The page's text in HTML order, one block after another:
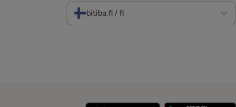
bitiba.fi / fi